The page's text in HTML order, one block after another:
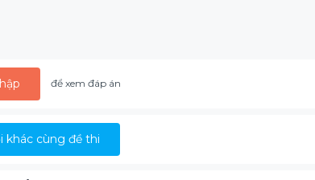
để xem đáp án
khác cùng đề thi